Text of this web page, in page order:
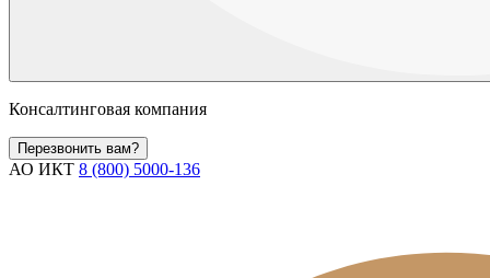
Консалтинговая компания
Перезвонить вам?
АО ИКТ 8 (800) 5000-136